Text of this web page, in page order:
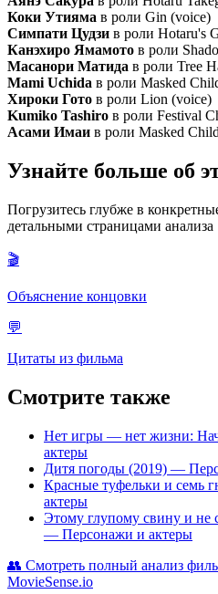
Коки Утияма в роли Gin (voice)
Симпати Цудзи в роли Hotaru's
Канэхиро Ямамото в роли
Масанори Матида в роли Tree
Mami Uchida в роли Masked
Хироки Гото в роли Lion (voice)
Kumiko Tashiro в роли Festival
Асами Имаи в роли Masked
Узнайте больше об
Погрузитесь глубже в
детальными страницами анализа
🎬
Объяснение концовки
💬
Цитаты из фильма
Смотрите также
Нет игры — нет жизни:
актеры
Дитя погоды (2019) —
Красные туфельки и семь
актеры
Этому глупому свину и не
— Персонажи и актеры
👥 Смотреть полный анализ
MovieSense.io